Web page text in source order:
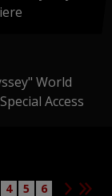
4 5 6